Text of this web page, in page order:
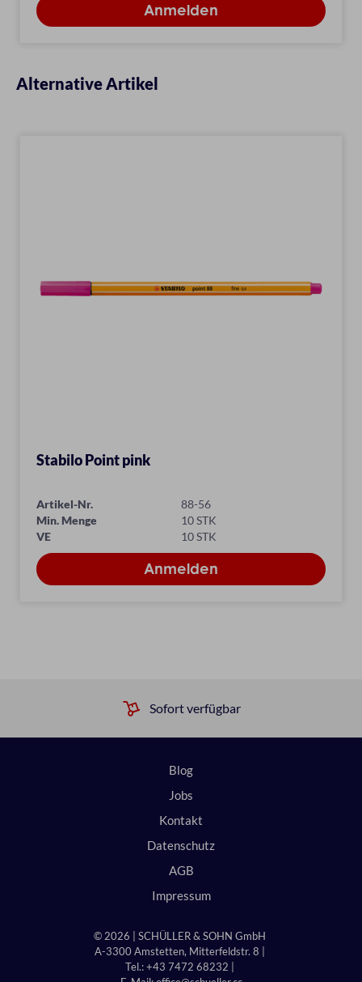
Alternative Artikel
Stabilo Point pink
Artikel-Nr.
88-56
Min. Menge
10 STK
VE
10 STK
Sofort verfügbar
© 2026 | SCHÜLLER & SOHN GmbH
A-3300 Amstetten, Mitterfeldstr. 8 |
Tel.: +43 7472 68232 |
Blog
Jobs
Kontakt
Datenschutz
AGB
Impressum